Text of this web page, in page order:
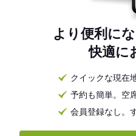
より便利に
快適に
クイックな現在
予約も簡単。空
会員登録なし。